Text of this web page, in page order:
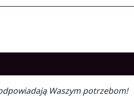
Waszym potrzebom!